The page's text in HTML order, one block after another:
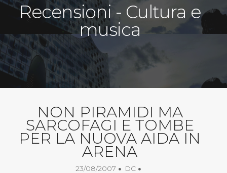
Recensioni - Cultura e
musica
NON PIRAMIDI MA
SARCOFAGI E TOMBE
PER LA NUOVA AIDA IN
ARENA
23/08/2007 DC